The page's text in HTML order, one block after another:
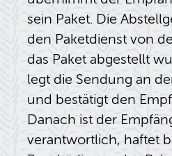
sein Paket. Die
den Paketdienst von
das Paket abgestellt
legt die Sendung an
und bestätigt den
Danach ist der
verantwortlich, haftet